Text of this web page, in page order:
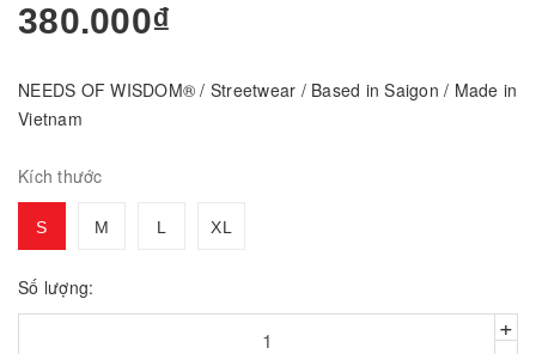
380.000₫
NEEDS OF WISDOM® / Streetwear / Based in Saigon / Made in
Vietnam
Kích thước
S M L XL
Số lượng:
+